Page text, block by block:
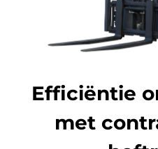
Efficiëntie
met